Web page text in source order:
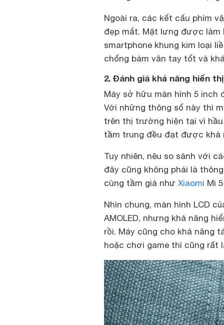
Ngoài ra, các kết cấu phím
đẹp mắt. Mặt lưng được làm
smartphone khung kim loại
chống bám vân tay tốt và
2. Đánh giá khả năng hiển
Máy sở hữu màn hình 5 inch
Với những thông số này thì
trên thị trường hiện tại vì
tầm trung đều đạt được khả
Tuy nhiên, nêu so sánh với
đây cũng không phải là
cùng tầm giá như Xiaomi Mi
Nhìn chung, màn hình LCD
AMOLED, nhưng khả năng
rồi. Máy cũng cho khả năng
hoặc chơi game thì cũng rất